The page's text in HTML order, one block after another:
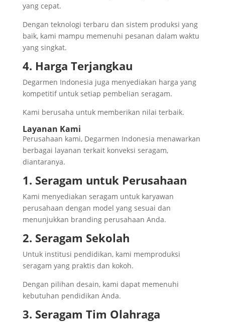
yang cepat.
Dengan teknologi terbaru dan sistem produksi yang
baik, kami mampu memenuhi pesanan dalam waktu
yang singkat.
4. Harga Terjangkau
Degarmen Indonesia juga menyediakan harga yang
kompetitif untuk setiap pembelian seragam.
Kami berusaha untuk memberikan nilai terbaik.
Layanan Kami
Perusahaan kami, Degarmen Indonesia menawarkan
berbagai layanan terkait konveksi seragam,
diantaranya.
1. Seragam untuk Perusahaan
Kami menyediakan seragam untuk karyawan
perusahaan dengan model yang sesuai dan
menunjukkan branding perusahaan Anda.
2. Seragam Sekolah
Untuk institusi pendidikan, kami memproduksi
seragam yang praktis dan kokoh.
Dengan pilihan desain, kami dapat memenuhi
kebutuhan pendidikan Anda.
3. Seragam Tim Olahraga